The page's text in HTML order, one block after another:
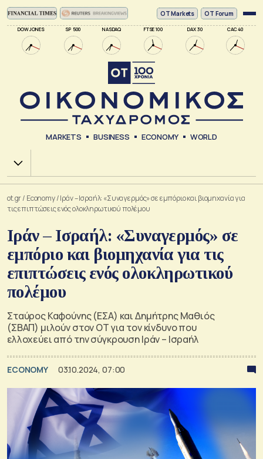
DOW JONES SP 500 NASDAQ FTSE 100 DAX 30 CAC 40
ΟΤ Markets OT Forum
MARKETS BUSINESS ECONOMY WORLD
Χ.Α.
ot.gr/ Economy/Ιράν – Ισραήλ: «Συναγερμός» σε εμπόριο και βιομηχανία για
τις επιπτώσεις ενός ολοκληρωτικού πολέμου
Ιράν – Ισραήλ: «Συναγερμός» σε
εμπόριο και βιομηχανία για τις
επιπτώσεις ενός ολοκληρωτικού
πολέμου
Σταύρος Καφούνης (ΕΣΑ) και Δημήτρης Μαθιός
(ΣΒΑΠ) μιλούν στον ΟΤ για τον κίνδυνο που
ελλοχεύει από την σύγκρουση Ιράν – Ισραήλ
ECONOMY 03.10.2024, 07:00